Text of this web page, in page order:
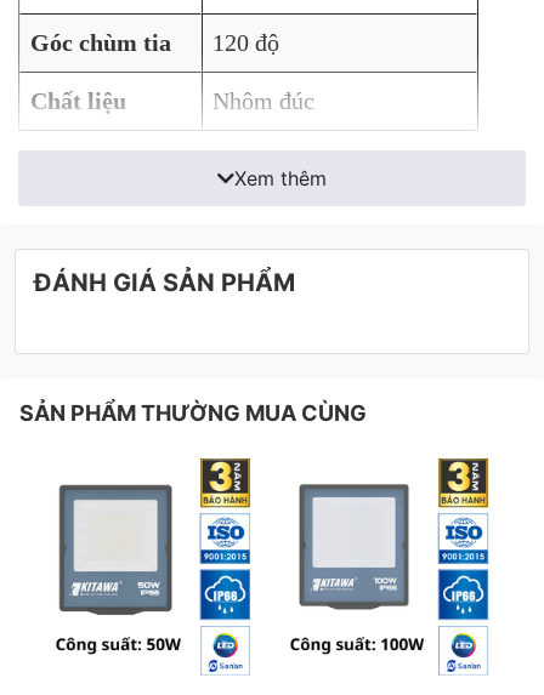
Góc chùm tia 120 độ
Chất liệu Nhôm đúc
Xem thêm
ĐÁNH GIÁ SẢN PHẨM
SẢN PHẨM THƯỜNG MUA CÙNG